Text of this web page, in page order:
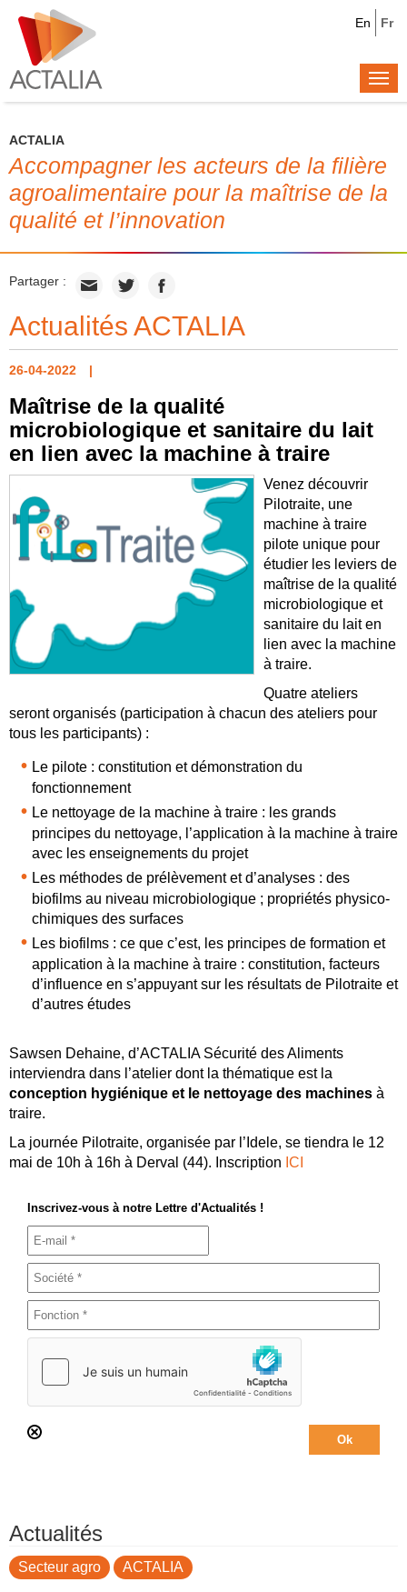
Fr
En
ACTALIA
Accompagner les acteurs de la filière
agroalimentaire pour la maîtrise de la
qualité et l’innovation
Partager :
Actualités ACTALIA
26-04-2022
Maîtrise de la qualité
microbiologique et sanitaire du lait
en lien avec la machine à traire
Venez découvrir
Pilotraite, une
machine à traire
pilote unique pour
étudier les leviers de
maîtrise de la qualité
microbiologique et
sanitaire du lait en
lien avec la machine
à traire.
Quatre ateliers
seront organisés (participation à chacun des ateliers pour
tous les participants) :
Le pilote : constitution et démonstration du
fonctionnement
Le nettoyage de la machine à traire : les grands
principes du nettoyage, l’application à la machine à traire
avec les enseignements du projet
Les méthodes de prélèvement et d’analyses : des
biofilms au niveau microbiologique ; propriétés physico-
chimiques des surfaces
Les biofilms : ce que c’est, les principes de formation et
application à la machine à traire : constitution, facteurs
d’influence en s’appuyant sur les résultats de Pilotraite et
d’autres études
Sawsen Dehaine, d’ACTALIA Sécurité des Aliments
interviendra dans l’atelier dont la thématique est la
conception hygiénique et le nettoyage des machines à
traire.
La journée Pilotraite, organisée par l’Idele, se tiendra le 12
mai de 10h à 16h à Derval (44). Inscription ICI
Inscrivez-vous à notre Lettre d'Actualités !
Actualités
Secteur agro ACTALIA